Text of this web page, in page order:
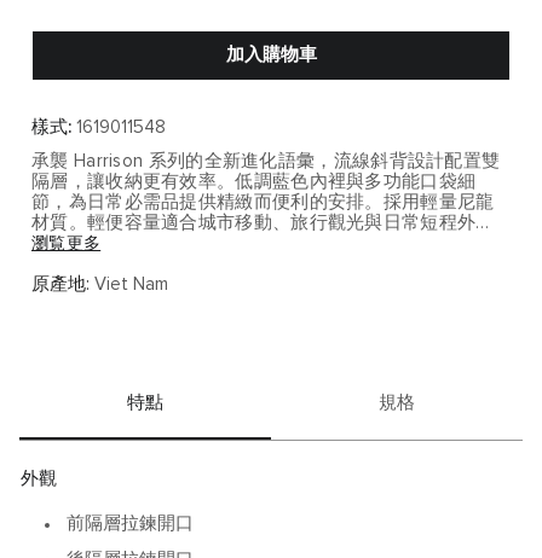
加入購物車
樣式: 1619011548
承襲 Harrison 系列的全新進化語彙，流線斜背設計配置雙
隔層，讓收納更有效率。低調藍色內裡與多功能口袋細
節，為日常必需品提供精緻而便利的安排。採用輕量尼龍
材質。輕便容量適合城市移動、旅行觀光與日常短程外
出，可收納手機、錢包、鑰匙與隨身小物。
Harrison 系列以精緻材質與都會線條詮釋低調奢華，適合
瀏覧更多
原產地: Viet Nam
特點 規格
外觀
前隔層拉鍊開口